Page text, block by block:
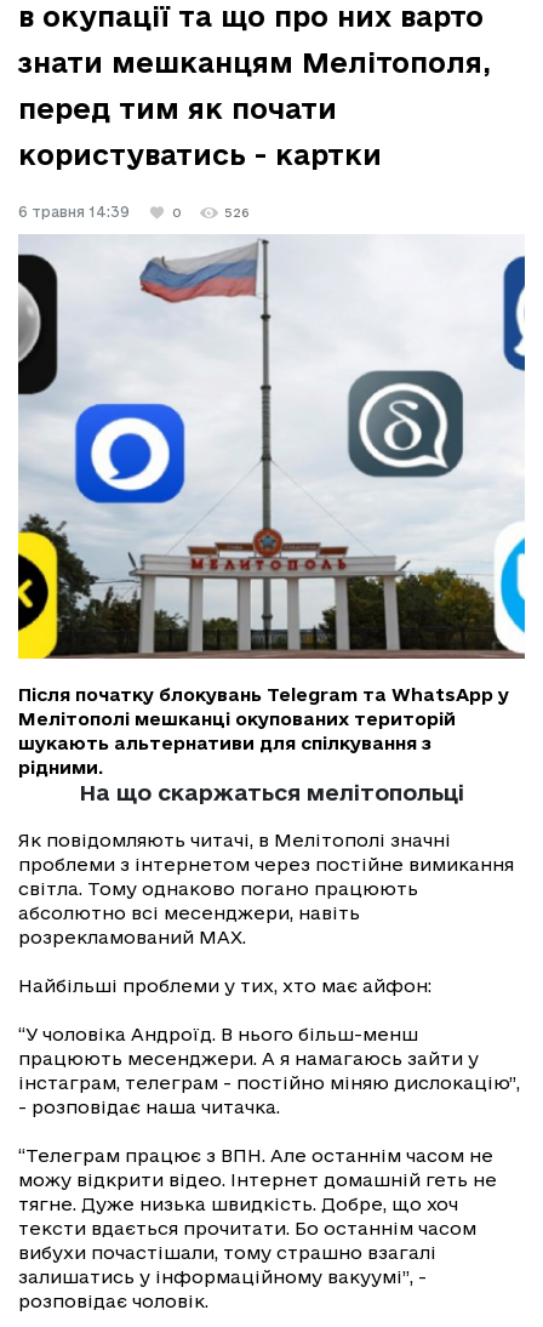
в окупації та що про них варто
знати мешканцям Мелітополя,
перед тим як почати
користуватись - картки
6 травня 14:39 0 526
Після початку блокувань Telegram та WhatsApp у
Мелітополі мешканці окупованих територій
шукають альтернативи для спілкування з
рідними.
На що скаржаться мелітопольці
Як повідомляють читачі, в Мелітополі значні
проблеми з інтернетом через постійне вимикання
світла. Тому однаково погано працюють
абсолютно всі месенджери, навіть
розрекламований МАХ.
Найбільші проблеми у тих, хто має айфон:
“У чоловіка Андроїд. В нього більш-менш
працюють месенджери. А я намагаюсь зайти у
інстаграм, телеграм - постійно міняю дислокацію”,
- розповідає наша читачка.
“Телеграм працює з ВПН. Але останнім часом не
можу відкрити відео. Інтернет домашній геть не
тягне. Дуже низька швидкість. Добре, що хоч
тексти вдається прочитати. Бо останнім часом
вибухи почастішали, тому страшно взагалі
залишатись у інформаційному вакуумі”, -
розповідає чоловік.